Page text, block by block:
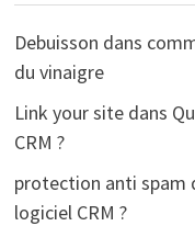
Debuisson dans
du vinaigre
Link your sitedans
CRM ?
protection anti spam
logiciel CRM ?